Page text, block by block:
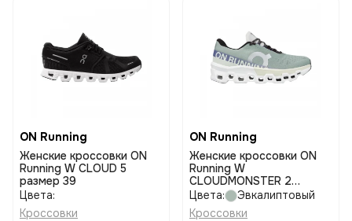
ON Running
Женские кроссовки ON
Running W CLOUD 5
размер 39
Цвета:
Кроссовки
ON Running
Женские кроссовки ON
Running W
CLOUDMONSTER 2
размер 39
Цвета:
Эвкалиптовый
Кроссовки